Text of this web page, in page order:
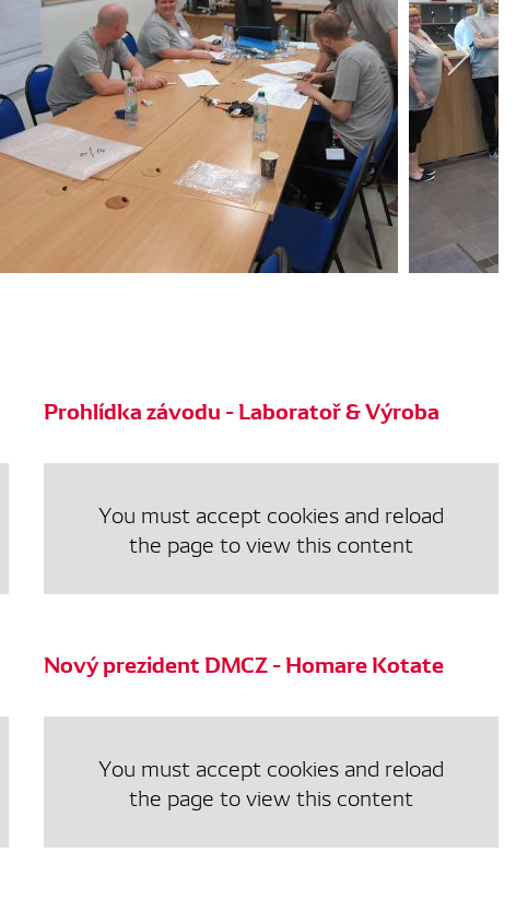
Prohlídka závodu - Laboratoř & Výroba
You must accept cookies and reload
the page to view this content
Nový prezident DMCZ - Homare Kotate
You must accept cookies and reload
the page to view this content